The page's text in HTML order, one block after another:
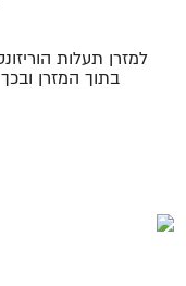
למזרן תעלות
בתוך המזרן